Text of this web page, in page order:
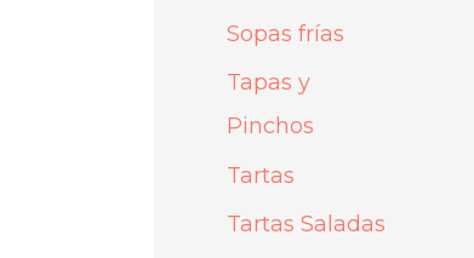
Sopas frías
Tapas y
Pinchos
Tartas
Tartas Saladas